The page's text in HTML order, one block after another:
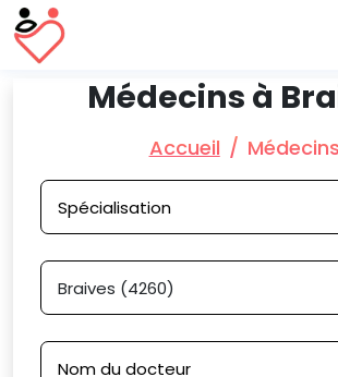
Médecins à
Accueil Médecins